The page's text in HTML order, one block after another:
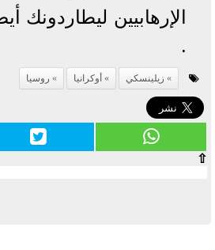
الإرهابيين ليطاردونك
.
زيلينسكي أوكرانيا روسيا
⇧